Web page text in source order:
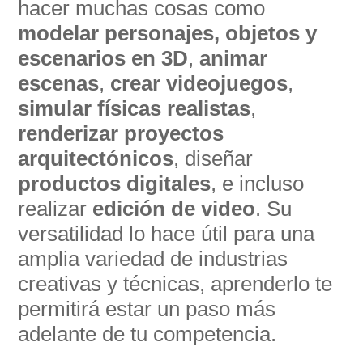
hacer muchas cosas como
modelar personajes, objetos y
escenarios en 3D,animar
escenas, crear videojuegos,
simular físicas realistas,
renderizar proyectos
arquitectónicos, diseñar
productos digitales, e incluso
realizar edición de video. Su
versatilidad lo hace útil para una
amplia variedad de industrias
creativas y técnicas, aprenderlo te
permitirá estar un paso más
adelante de tu competencia.